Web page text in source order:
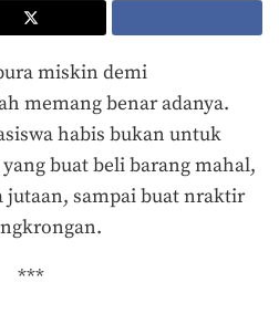
miskin demi
memang benar adanya.
habis bukan untuk
buat beli barang mahal,
jutaan, sampai buat nraktir
***